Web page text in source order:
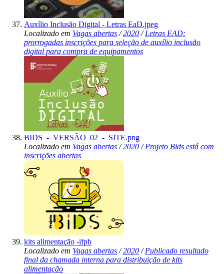
Auxílio Inclusão Digital - Letras EaD.jpeg
Localizado em Vagas abertas /2020 /Letras EAD:
prorrogadas inscrições para seleção de auxílio inclusão
digital para compra de equipamentos
BIDS_-_VERSÃO_02_-_SITE.png
Localizado em Vagas abertas /2020 /Projeto Bids está com
inscrições abertas
kits alimentação -ifpb
Localizado em Vagas abertas /2020 /Publicado resultado
final da chamada interna para distribuição de kits
alimentação